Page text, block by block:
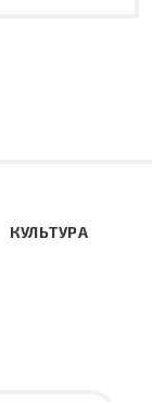
КУЛЬТУРА